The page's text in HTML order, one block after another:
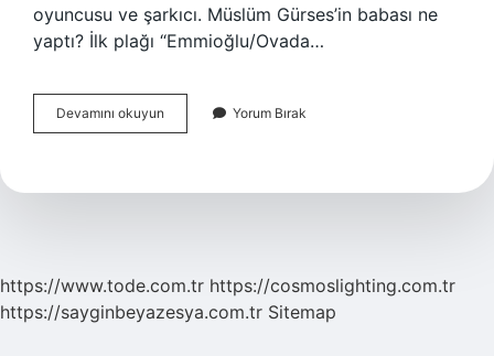
oyuncusu ve şarkıcı. Müslüm Gürses’in babası ne
yaptı? İlk plağı “Emmioğlu/Ovada…
Devamını okuyun
Akbaş
Yorum Bırak
https://www.tode.com.tr https://cosmoslighting.com.tr
https://sayginbeyazesya.com.tr Sitemap